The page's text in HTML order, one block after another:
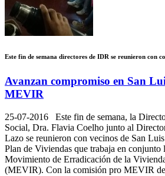
Este fin de semana directores de IDR se reunieron con
Avanzan compromiso en San
MEVIR
25-07-2016 Este fin de semana, la
Social, Dra. Flavia Coelho junto al
Lazo se reunieron con vecinos de San
Plan de Viviendas que trabaja en conjunto
Movimiento de Erradicación de la
(MEVIR). Con la comisión pro MEVIR